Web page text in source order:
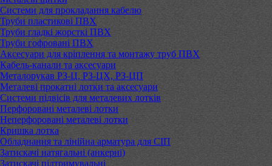
Системи для прокладання кабелю
Труби пластикові ПВХ
Труби гладкі жорсткі ПВХ
Труби гофровані ПВХ
Аксесуари для кріплення та монтажу труб ПВХ
Кабель-канали та аксесуари
Металорукав РЗ-Ц, РЗ-ЦХ, РЗ-ЦП
Металеві прокатні лотки та аксесуари
Системи підвісів для металевих лотків
Перфоровані металеві лотки
Неперфоровані металеві лотки
Кришка лотка
Обладнання та лінійна арматура для СІП
Затискачі натягальні (анкерні)
Затискачі підтримувальні